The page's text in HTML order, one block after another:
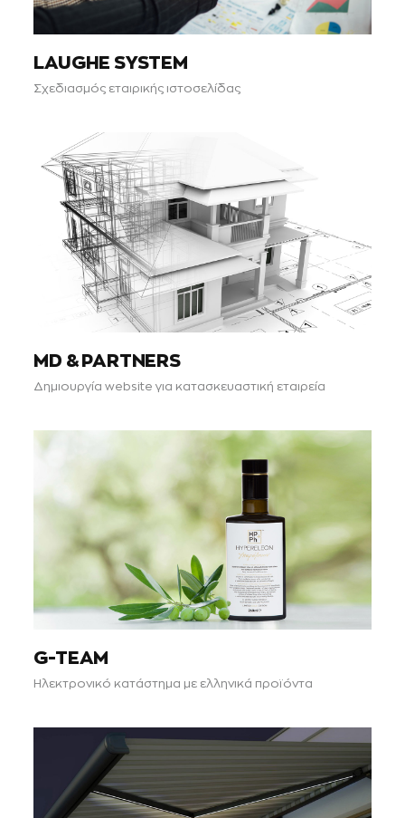
LAUGHE SYSTEM
Σχεδιασμός εταιρικής ιστοσελίδας
MD & PARTNERS
Δημιουργία website για κατασκευαστική εταιρεία
G-TEAM
Ηλεκτρονικό κατάστημα με ελληνικά προϊόντα